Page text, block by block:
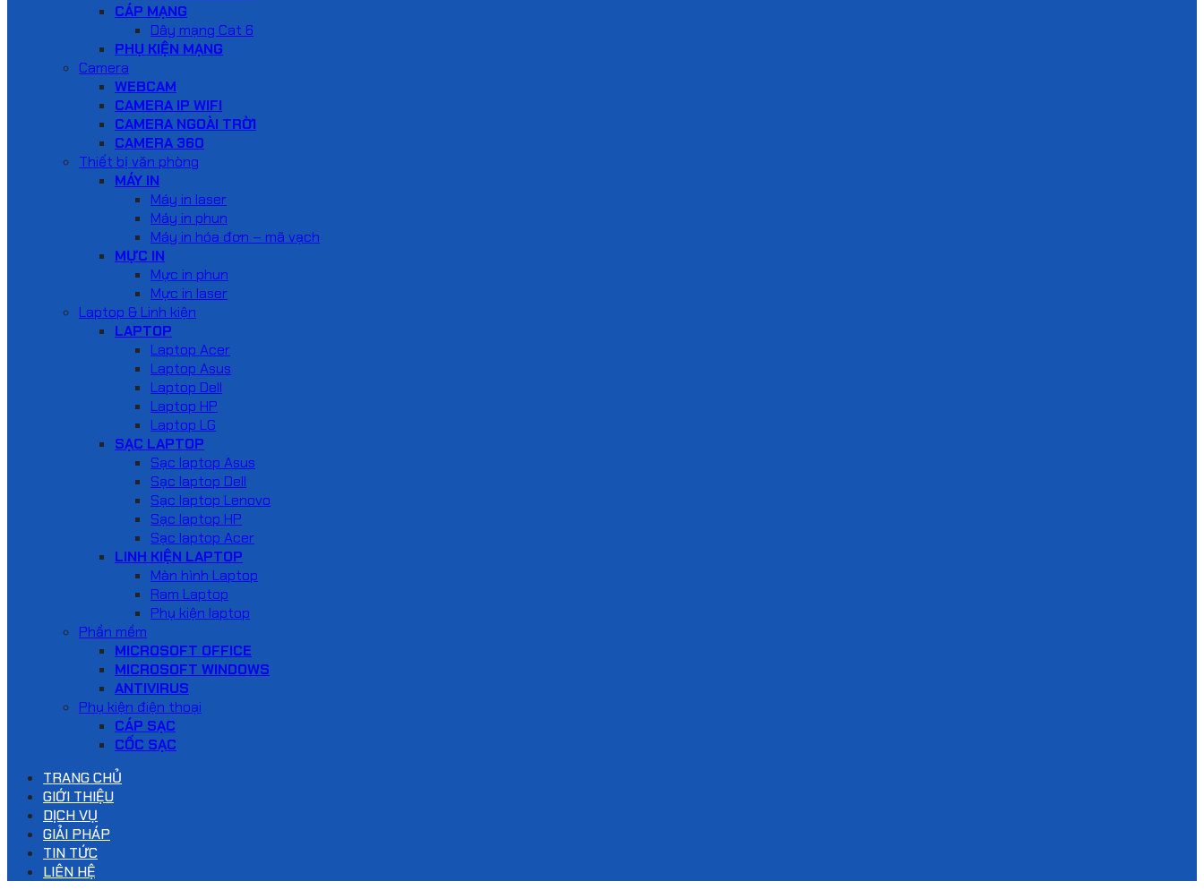
CÁP MẠNG
Dây mạng Cat 6
PHỤ KIỆN MẠNG
Camera
WEBCAM
CAMERA IP WIFI
CAMERA NGOÀI TRỜI
CAMERA 360
Thiết bị văn phòng
MÁY IN
Máy in laser
Máy in phun
Máy in hóa đơn – mã vạch
MỰC IN
Mực in phun
Mực in laser
Laptop & Linh kiện
LAPTOP
Laptop Acer
Laptop Asus
Laptop Dell
Laptop HP
Laptop LG
SẠC LAPTOP
Sạc laptop Asus
Sạc laptop Dell
Sạc laptop Lenovo
Sạc laptop HP
Sạc laptop Acer
LINH KIỆN LAPTOP
Màn hình Laptop
Ram Laptop
Phụ kiện laptop
Phần mềm
MICROSOFT OFFICE
MICROSOFT WINDOWS
ANTIVIRUS
Phụ kiện điện thoại
CÁP SẠC
CỐC SẠC
TRANG CHỦ
GIỚI THIỆU
DỊCH VỤ
GIẢI PHÁP
TIN TỨC
LIÊN HỆ